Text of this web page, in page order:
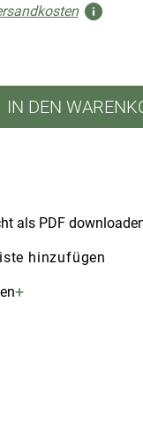
IN DEN
als PDF
hinzufügen
+